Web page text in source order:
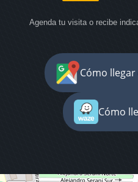
Agenda tu visita o recibe
Cómo
Cómo